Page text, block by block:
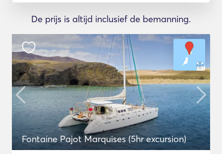
De prijs is altijd inclusief de bemanning.
Fontaine Pajot Marquises (5hr excursion)